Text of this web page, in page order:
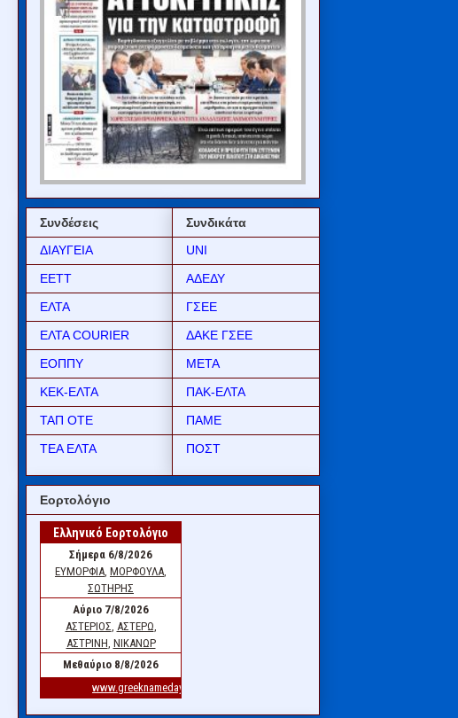
Συνδέσεις
ΔΙΑΥΓΕΙΑ
ΕΕΤΤ
ΕΛΤΑ
ΕΛΤΑ COURIER
ΕΟΠΠΥ
ΚΕΚ-ΕΛΤΑ
ΤΑΠ ΟΤΕ
ΤΕΑ ΕΛΤΑ
Συνδικάτα
UNI
ΑΔΕΔΥ
ΓΣΕΕ
ΔΑΚΕ ΓΣΕΕ
ΜΕΤΑ
ΠΑΚ-ΕΛΤΑ
ΠΑΜΕ
ΠΟΣΤ
Εορτολόγιο